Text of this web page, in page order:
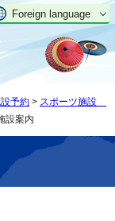
Foreign language
予約 > スポーツ施設
設案内